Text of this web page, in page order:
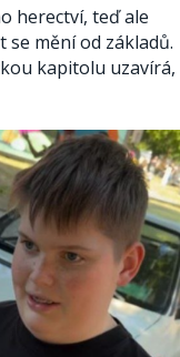
herectví, teď ale
se mění od základů.
kapitolu uzavírá,